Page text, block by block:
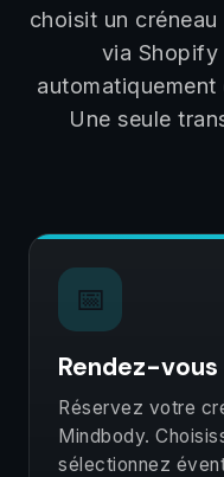
choisit un
via Shopify
Une seule
📅
Rendez-vous
Réservez votre
Mindbody.
sélectionnez